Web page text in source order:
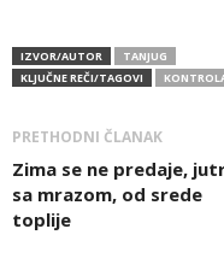
IZVOR/AUTOR
TANJUG
KLJUČNE REČI/TAGOVI
PRETHODNI ČLANAK
Zima se ne predaje,
sa mrazom, od srede
toplije